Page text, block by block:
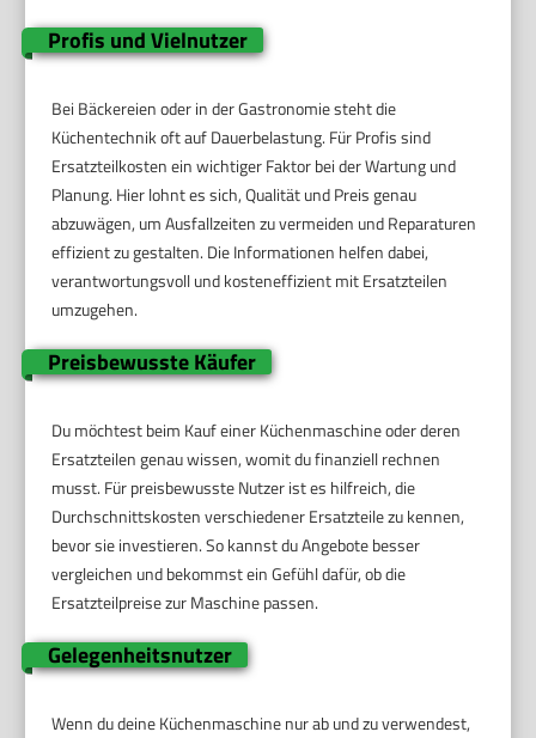
Profis und Vielnutzer
Bei Bäckereien oder in der Gastronomie steht die
Küchentechnik oft auf Dauerbelastung. Für Profis sind
Ersatzteilkosten ein wichtiger Faktor bei der Wartung und
Planung. Hier lohnt es sich, Qualität und Preis genau
abzuwägen, um Ausfallzeiten zu vermeiden und Reparaturen
effizient zu gestalten. Die Informationen helfen dabei,
verantwortungsvoll und kosteneffizient mit Ersatzteilen
umzugehen.
Preisbewusste Käufer
Du möchtest beim Kauf einer Küchenmaschine oder deren
Ersatzteilen genau wissen, womit du finanziell rechnen
musst. Für preisbewusste Nutzer ist es hilfreich, die
Durchschnittskosten verschiedener Ersatzteile zu kennen,
bevor sie investieren. So kannst du Angebote besser
vergleichen und bekommst ein Gefühl dafür, ob die
Ersatzteilpreise zur Maschine passen.
Gelegenheitsnutzer
Wenn du deine Küchenmaschine nur ab und zu verwendest,